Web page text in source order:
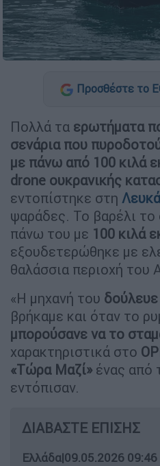
Προσθέστε το
Πολλά τα ερωτήματα
σενάρια που
με πάνω από 100 κιλά
drone ουκρανικής
εντοπίστηκε στη
ψαράδες. Το βαρέλι το
πάνω του με 100 κιλά
εξουδετερώθηκε με
θαλάσσια περιοχή του
«Η μηχανή του δούλευε
βρήκαμε και όταν το
μπορούσανε να το
χαρακτηριστικά στο
«Τώρα Μαζί» ένας από
εντόπισαν.
ΔΙΑΒΑΣΤΕ ΕΠΙΣΗΣ
Ελλάδα|09.05.2026 09:46